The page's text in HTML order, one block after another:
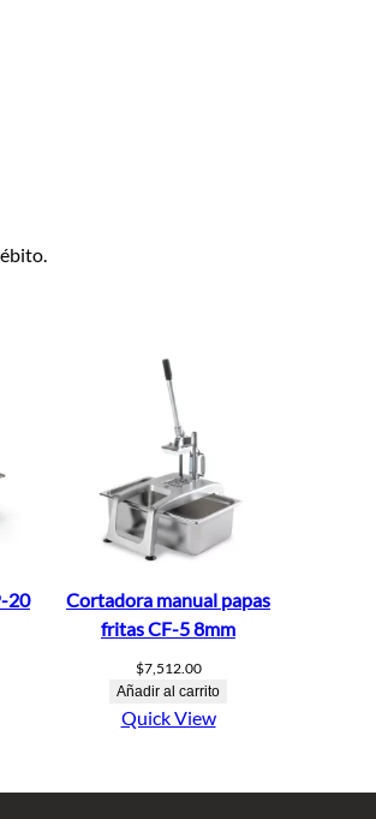
20
Cortadora manual papas
fritas CF-5 8mm
$7,512.00
Añadir al carrito
Quick View